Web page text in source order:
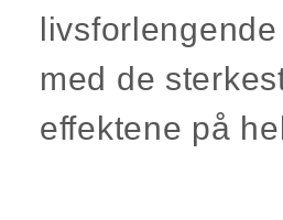
med de
effektene på